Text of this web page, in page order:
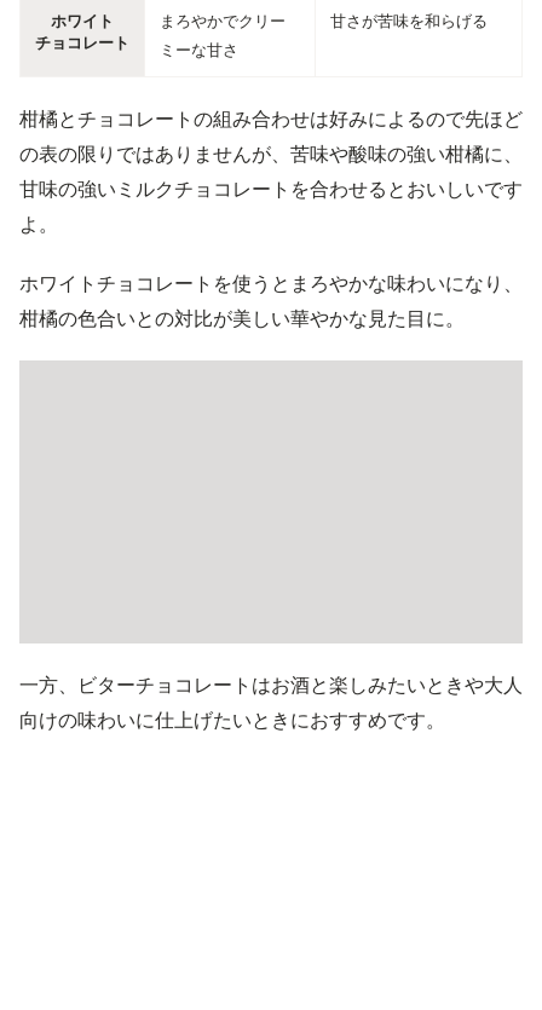
ホワイト
チョコレート
まろやかでクリー
ミーな甘さ
甘さが苦味を和らげる
柑橘とチョコレートの組み合わせは好みによるので先ほど
の表の限りではありませんが、苦味や酸味の強い柑橘に、
甘味の強いミルクチョコレートを合わせるとおいしいです
よ。
ホワイトチョコレートを使うとまろやかな味わいになり、
柑橘の色合いとの対比が美しい華やかな見た目に。
一方、ビターチョコレートはお酒と楽しみたいときや大人
向けの味わいに仕上げたいときにおすすめです。